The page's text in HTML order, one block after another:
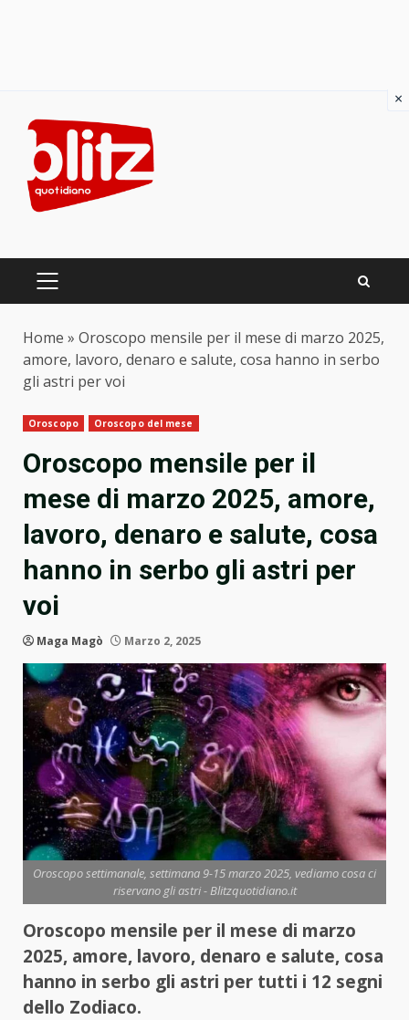
content
PRIMARY
Home » Oroscopo mensile per il mese di marzo 2025,
amore, lavoro, denaro e salute, cosa hanno in serbo
gli astri per voi
Oroscopo Oroscopo del mese
Oroscopo mensile per il
mese di marzo 2025, amore,
lavoro, denaro e salute, cosa
hanno in serbo gli astri per
voi
Maga Magò Marzo 2, 2025
Oroscopo settimanale, settimana 9-15 marzo 2025, vediamo cosa ci
riservano gli astri - Blitzquotidiano.it
Oroscopo mensile per il mese di marzo
2025, amore, lavoro, denaro e salute, cosa
hanno in serbo gli astri per tutti i 12 segni
dello Zodiaco.
×